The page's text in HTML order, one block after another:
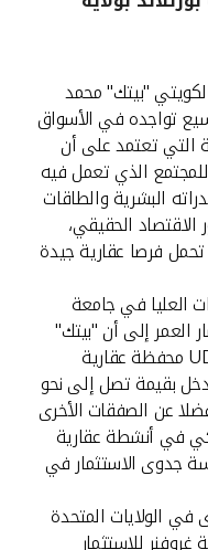
"بيتك" محمد
تواجده في الأسواق
التي تعتمد على أن
الذي تعمل فيه
البشرية والطاقات
الحقيقي،
فرصا عقارية جيدة
العليا في جامعة
العمر إلى أن "بيتك"
أطلق مع شركة يو دي آر الأمريكية UDR محفظة عقارية
بقيمة تصل إلى نحو
عن الصفقات الأخرى
في أنشطة عقارية
جدوى الاستثمار في
في الولايات المتحدة
للاستثمار